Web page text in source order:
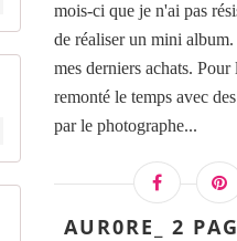
mois-ci que je n'ai pas
de réaliser un mini
mes derniers achats.
remonté le temps avec
par le photographe...
AUR0RE_ 2